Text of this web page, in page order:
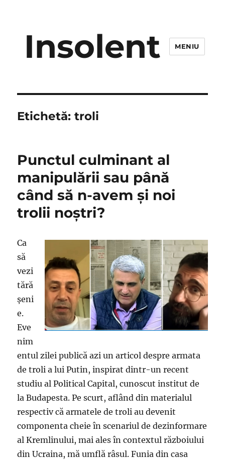
Insolent MENIU
Etichetă:troli
Punctul culminant al
manipulării sau până
când să n-avem și noi
trolii noștri?
Ca
să
vezi
tără
șeni
e.
Eve
nim
entul zilei publică azi un articol despre armata
de troli a lui Putin, inspirat dintr-un recent
studiu al Political Capital, cunoscut institut de
la Budapesta. Pe scurt, aflând din materialul
respectiv că armatele de troli au devenit
componenta cheie în scenariul de dezinformare
al Kremlinului, mai ales în contextul războiului
din Ucraina, mă umflă râsul. Funia din casa